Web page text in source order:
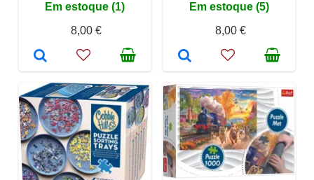
Em estoque (1)
8,00 €
Em estoque (5)
8,00 €